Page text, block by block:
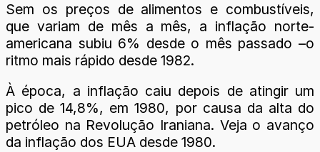
Sem os preços de alimentos e combustíveis,
que variam de mês a mês, a inflação norte-
americana subiu 6% desde o mês passado –o
ritmo mais rápido desde 1982.
À época, a inflação caiu depois de atingir um
pico de 14,8%, em 1980, por causa da alta do
petróleo na Revolução Iraniana. Veja o avanço
da inflação dos EUA desde 1980.